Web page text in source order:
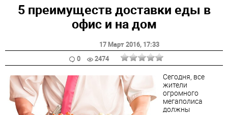
5 преимуществ доставки еды в
офис и на дом
17 Март 2016, 17:33
0
2474
Сегодня, все
жители
огромного
мегаполиса
должны